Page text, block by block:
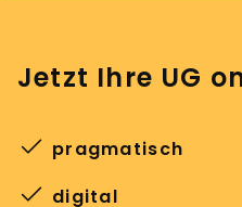
Jetzt Ihre UG
pragmatisch
digital